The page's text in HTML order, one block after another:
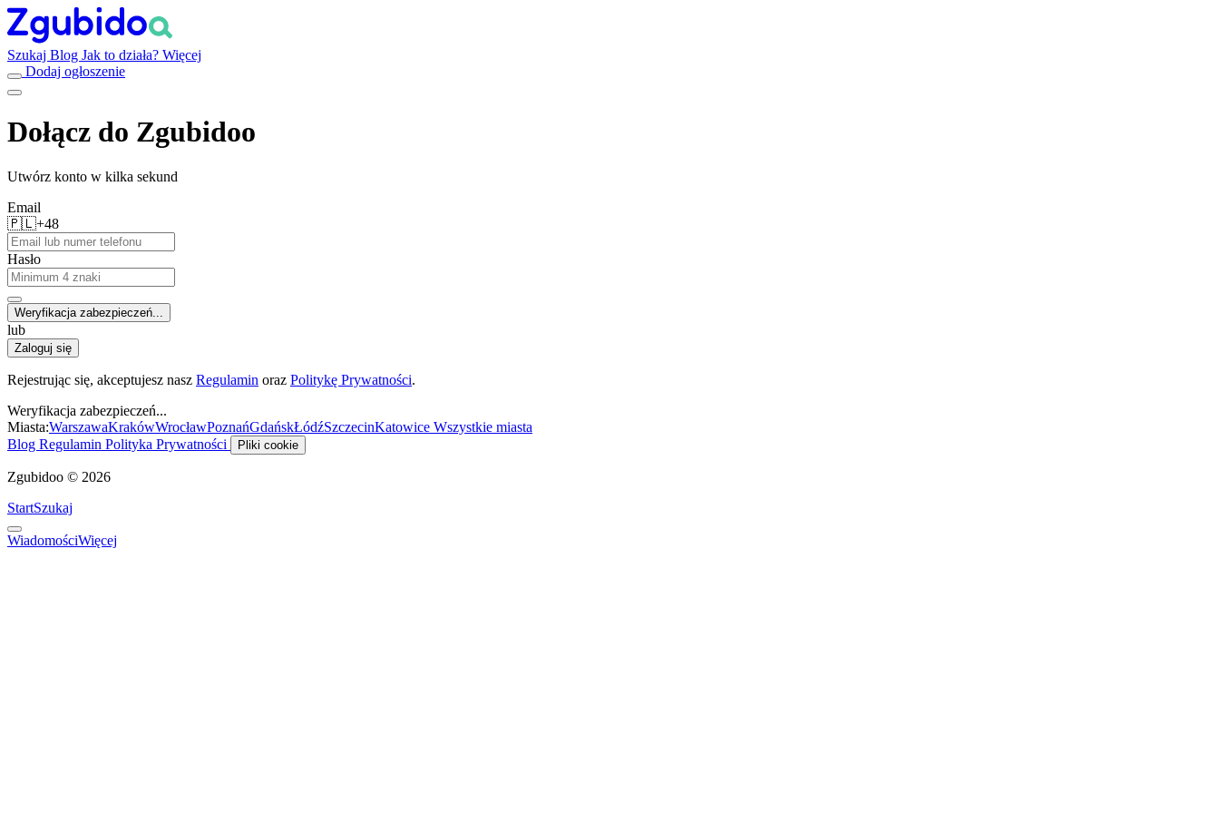
Szukaj Blog Jak to działa? Więcej
Dodaj ogłoszenie
Dołącz do Zgubidoo
Utwórz konto w kilka sekund
Email
🇵🇱+48
Hasło
Weryfikacja zabezpieczeń...
lub
Zaloguj się
Rejestrując się, akceptujesz nasz Regulamin oraz Politykę Prywatności.
Weryfikacja zabezpieczeń...
Miasta:WarszawaKrakówWrocławPoznańGdańskŁódźSzczecinKatowice Wszystkie miasta
Blog Regulamin Polityka Prywatności Pliki cookie
Zgubidoo © 2026
StartSzukaj
WiadomościWięcej